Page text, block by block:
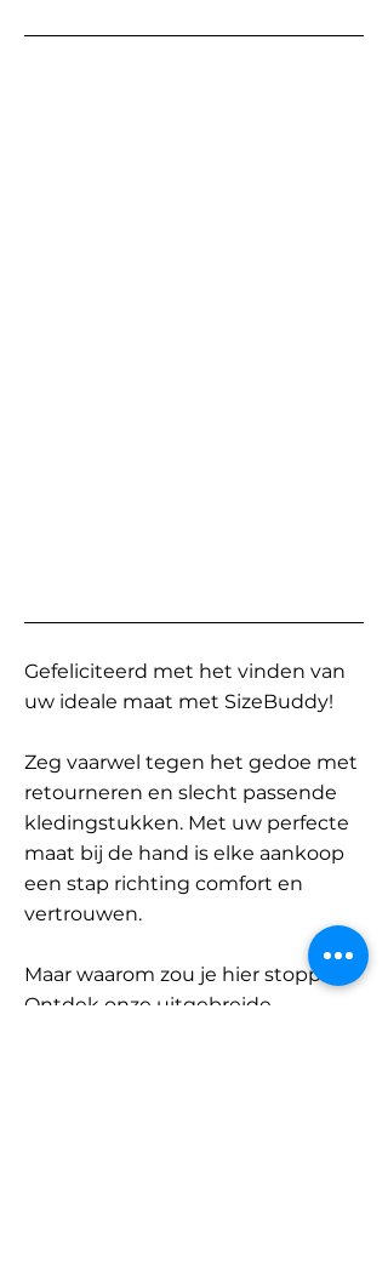
Gefeliciteerd met het vinden van
uw ideale maat met SizeBuddy!
Zeg vaarwel tegen het gedoe met
retourneren en slecht passende
kledingstukken. Met uw perfecte
maat bij de hand is elke aankoop
een stap richting comfort en
vertrouwen.
Maar waarom zou je hier stoppen?
Ontdek onze uitgebreide